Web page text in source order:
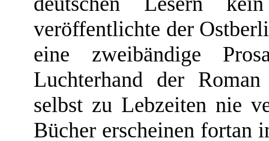
veröffentlichte der
eine zweibändige
Luchterhand der
selbst zu Lebzeiten nie
Bücher erscheinen fortan